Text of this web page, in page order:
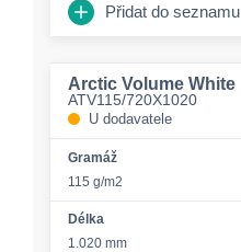
Přidat do seznamu
Arctic Volume White
ATV115/720X1020
U dodavatele
Gramáž
115 g/m2
Délka
1.020 mm